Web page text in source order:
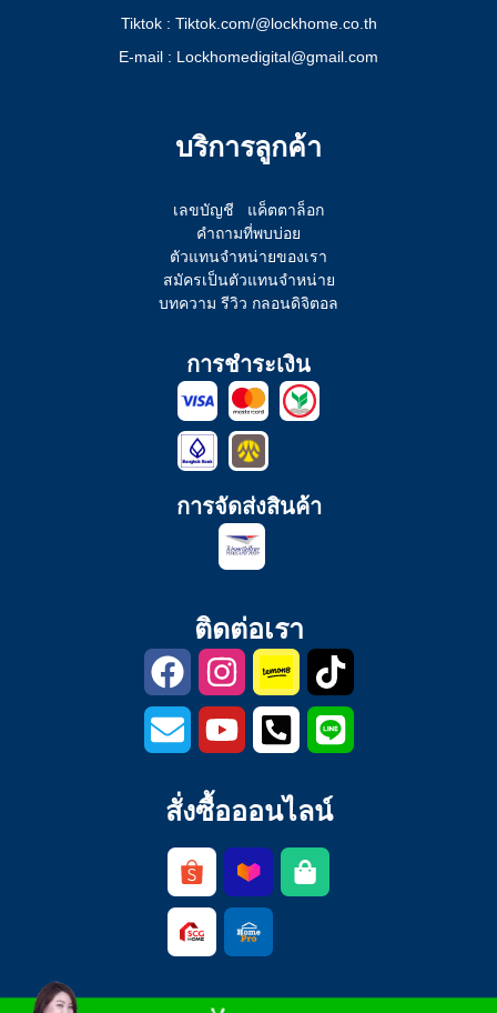
Tiktok : Tiktok.com/@lockhome.co.th
E-mail : Lockhomedigital@gmail.com
บริการลูกค้า
เลขบัญชี
แค็ตตาล็อก
คำถามที่พบบ่อย
ตัวแทนจำหน่ายของเรา
สมัครเป็นตัวแทนจำหน่าย
บทความ รีวิว กลอนดิจิตอล
การชำระเงิน
การจัดส่งสินค้า
ติดต่อเรา
สั่งซื้อออนไลน์